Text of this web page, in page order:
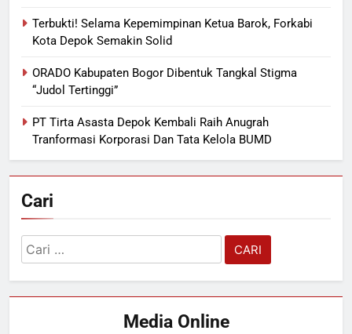
Terbukti! Selama Kepemimpinan Ketua Barok, Forkabi
Kota Depok Semakin Solid
ORADO Kabupaten Bogor Dibentuk Tangkal Stigma
“Judol Tertinggi”
PT Tirta Asasta Depok Kembali Raih Anugrah
Tranformasi Korporasi Dan Tata Kelola BUMD
Cari
Cari
untuk:
Media Online